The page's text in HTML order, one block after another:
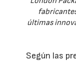
últimas
Según las